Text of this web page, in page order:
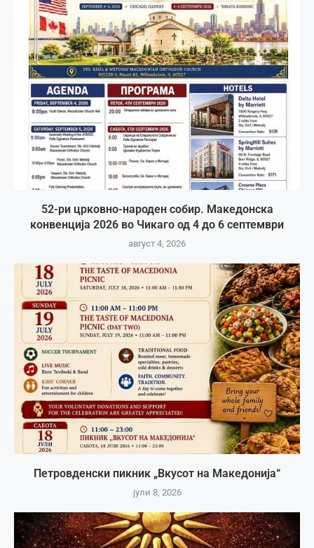
52-ри црковно-народен собир. Македонска
конвенција 2026 во Чикаго од 4 до 6 септември
август 4, 2026
Петровденски пикник „Вкусот на Македонија“
јули 8, 2026